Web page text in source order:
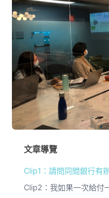
文章導覽
Clip2：我如果一次給付